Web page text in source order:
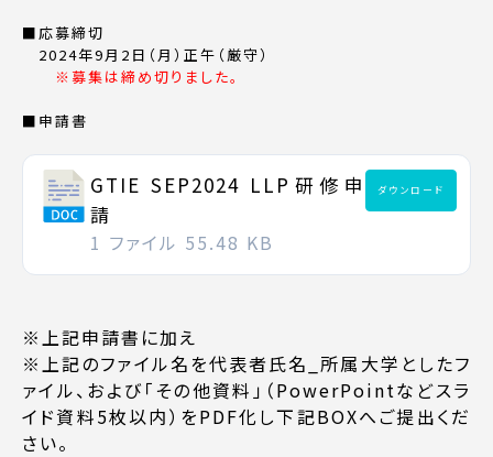
■応募締切
2024年9月2日（月）正午（厳守）
※募集は締め切りました。
■申請書
GTIE SEP2024 LLP研修申
請
1 ファイル 55.48 KB
ダウンロード
※上記申請書に加え
※上記のファイル名を代表者氏名_所属大学としたフ
ァイル、および「その他資料」（PowerPointなどスラ
イド資料5枚以内）をPDF化し下記BOXへご提出くだ
さい。